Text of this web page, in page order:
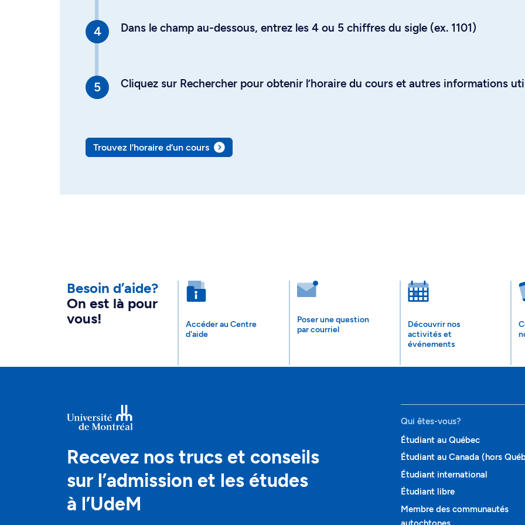
Dans le champ au-dessous, entrez les 4 ou 5 chiffres du sigle (ex. 1101)
Cliquez sur Rechercher pour obtenir l’horaire du cours et autres informations
Trouvez l’horaire d’un cours
Besoin d’aide?
On est là pour
vous!
Accéder au Centre
d'aide
Poser une question
par courriel
Découvrir nos
activités et
événements
Recevez nos trucs et conseils
sur l’admission et les études
à l’UdeM
Qui êtes-vous?
Étudiant au Québec
Étudiant au Canada (hors
Étudiant international
Étudiant libre
Membre des communautés